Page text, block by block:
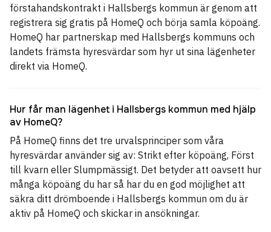
förstahandskontrakt i Hallsbergs kommun är genom att
registrera sig gratis på HomeQ och börja samla köpoäng.
HomeQ har partnerskap med Hallsbergs kommuns och
landets främsta hyresvärdar som hyr ut sina lägenheter
direkt via HomeQ.
Hur får man lägenhet i Hallsbergs kommun med hjälp
av HomeQ?
På HomeQ finns det tre urvalsprinciper som våra
hyresvärdar använder sig av: Strikt efter köpoäng, Först
till kvarn eller Slumpmässigt. Det betyder att oavsett hur
många köpoäng du har så har du en god möjlighet att
säkra ditt drömboende i Hallsbergs kommun om du är
aktiv på HomeQ och skickar in ansökningar.